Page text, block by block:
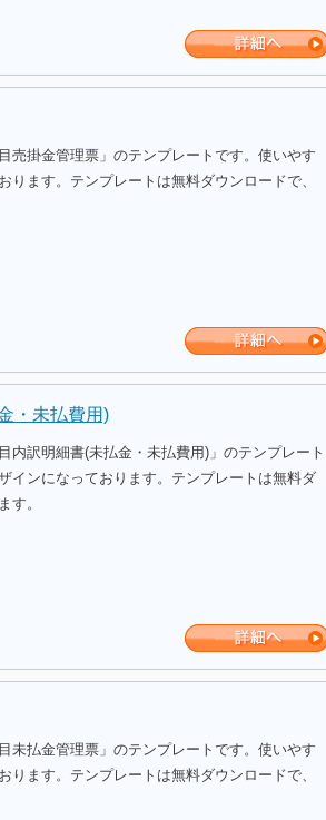
売掛金管理票」のテンプレートです。使いやす
ります。テンプレートは無料ダウンロードで、
・未払費用)
内訳明細書(未払金・未払費用)」のテンプレート
インになっております。テンプレートは無料ダ
す。
未払金管理票」のテンプレートです。使いやす
ります。テンプレートは無料ダウンロードで、